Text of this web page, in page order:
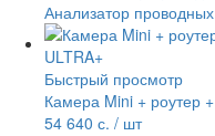
Анализатор
Быстрый просмотр
Камера Mini + роутер
54 640 с. / шт